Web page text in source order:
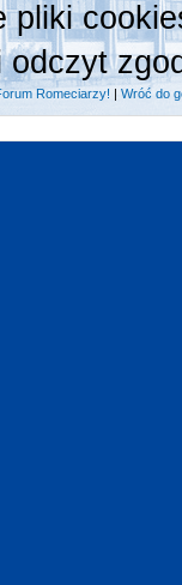
pliki
odczyt
Romeciarzy! |Wróć do